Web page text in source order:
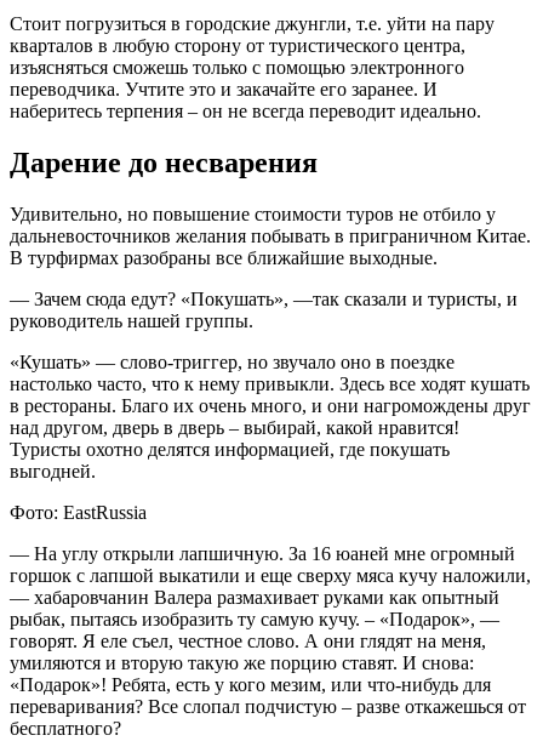
Стоит погрузиться в городские джунгли, т.е. уйти на пару
кварталов в любую сторону от туристического центра,
изъясняться сможешь только с помощью электронного
переводчика. Учтите это и закачайте его заранее. И
наберитесь терпения – он не всегда переводит идеально.
Дарение до несварения
Удивительно, но повышение стоимости туров не отбило у
дальневосточников желания побывать в приграничном Китае.
В турфирмах разобраны все ближайшие выходные.
— Зачем сюда едут? «Покушать», —так сказали и туристы, и
руководитель нашей группы.
«Кушать» — слово-триггер, но звучало оно в поездке
настолько часто, что к нему привыкли. Здесь все ходят кушать
в рестораны. Благо их очень много, и они нагромождены друг
над другом, дверь в дверь – выбирай, какой нравится!
Туристы охотно делятся информацией, где покушать
выгодней.
Фото: EastRussia
— На углу открыли лапшичную. За 16 юаней мне огромный
горшок с лапшой выкатили и еще сверху мяса кучу наложили,
— хабаровчанин Валера размахивает руками как опытный
рыбак, пытаясь изобразить ту самую кучу. – «Подарок», —
говорят. Я еле съел, честное слово. А они глядят на меня,
умиляются и вторую такую же порцию ставят. И снова:
«Подарок»! Ребята, есть у кого мезим, или что-нибудь для
переваривания? Все слопал подчистую – разве откажешься от
бесплатного?